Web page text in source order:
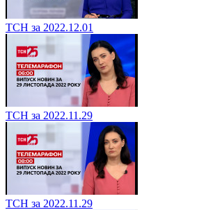
ТСН за 2022.12.01
ТСН за 2022.11.29
ТСН за 2022.11.29